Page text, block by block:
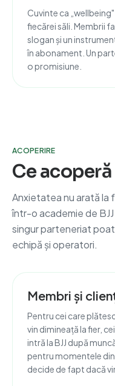
Cuvinte ca
fiecărei săli. Membrii
slogan și un
în abonament. Un
o promisiune.
ACOPERIRE
Ce
Anxietatea nu arată la
într-o academie de
singur parteneriat
echipă și operatori.
Membri și
Pentru cei care
vin dimineață la fier,
intră la BJJ după
pentru momentele
decide de fapt dacă